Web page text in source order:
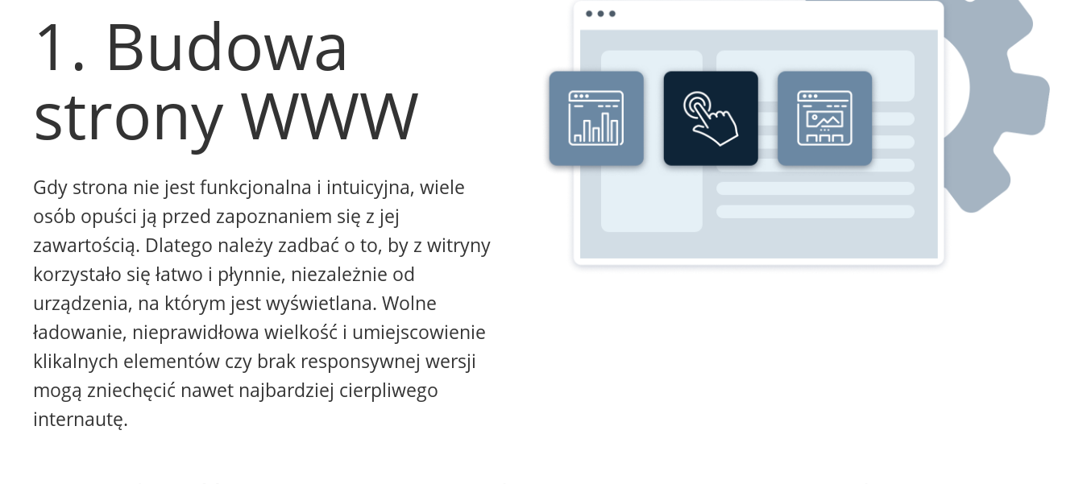
1. Budowa
strony WWW
Gdy strona nie jest funkcjonalna i intuicyjna, wiele
osób opuści ją przed zapoznaniem się z jej
zawartością. Dlatego należy zadbać o to, by z witryny
korzystało się łatwo i płynnie, niezależnie od
urządzenia, na którym jest wyświetlana. Wolne
ładowanie, nieprawidłowa wielkość i umiejscowienie
klikalnych elementów czy brak responsywnej wersji
mogą zniechęcić nawet najbardziej cierpliwego
internautę.